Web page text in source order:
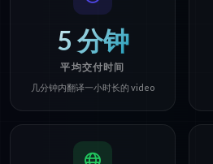
5 分钟
平均交付时间
几分钟内翻译一小时长的 video